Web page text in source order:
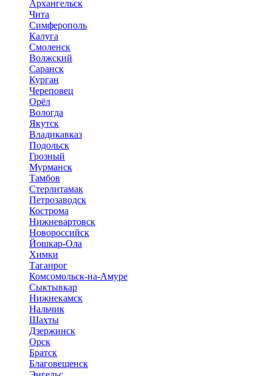
Архангельск
Чита
Симферополь
Калуга
Смоленск
Волжский
Саранск
Курган
Череповец
Орёл
Вологда
Якутск
Владикавказ
Подольск
Грозный
Мурманск
Тамбов
Стерлитамак
Петрозаводск
Кострома
Нижневартовск
Новороссийск
Йошкар-Ола
Химки
Таганрог
Комсомольск-на-Амуре
Сыктывкар
Нижнекамск
Нальчик
Шахты
Дзержинск
Орск
Братск
Благовещенск